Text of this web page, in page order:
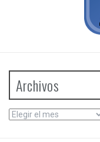
Archivos
Archivos